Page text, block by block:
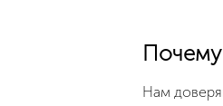
Нам